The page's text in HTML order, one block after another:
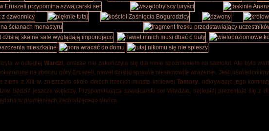
w odległejWardzi, omalże nie zakończyła się dla mnie spóźnieniem na samolot. Ale było
na zboczu góry Eruszeli, nawet dzisiaj sprawia niesamowite wrażenie. Jeśli
ziemi z XIII w. zniszczyło około dwóch trzecich miasta królowejTamary, odkrywając jego
będzie jeszcze większy. Przypominająca szwajcarski ser Wardzia, najlepiej prezentuje się z
w promieniach zachodzącego słońca.